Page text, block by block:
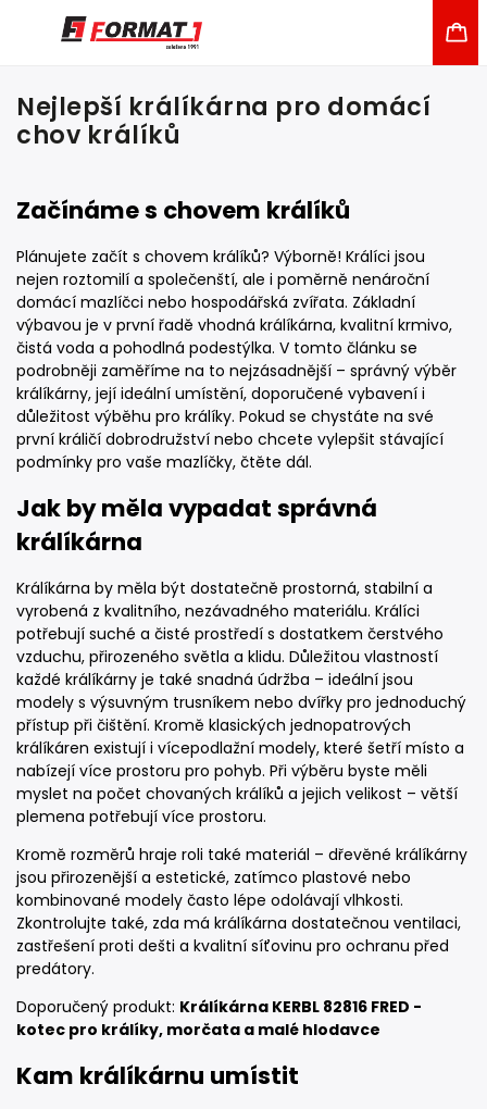
Nejlepší králíkárna pro domácí
chov králíků
Začínáme s chovem králíků
Plánujete začít s chovem králíků? Výborně! Králíci jsou
nejen roztomilí a společenští, ale i poměrně nenároční
domácí mazlíčci nebo hospodářská zvířata. Základní
výbavou je v první řadě vhodná králíkárna, kvalitní krmivo,
čistá voda a pohodlná podestýlka. V tomto článku se
podrobněji zaměříme na to nejzásadnější – správný výběr
králíkárny, její ideální umístění, doporučené vybavení i
důležitost výběhu pro králíky. Pokud se chystáte na své
první králičí dobrodružství nebo chcete vylepšit stávající
podmínky pro vaše mazlíčky, čtěte dál.
Jak by měla vypadat správná
králíkárna
Králíkárna by měla být dostatečně prostorná, stabilní a
vyrobená z kvalitního, nezávadného materiálu. Králíci
potřebují suché a čisté prostředí s dostatkem čerstvého
vzduchu, přirozeného světla a klidu. Důležitou vlastností
každé králíkárny je také snadná údržba – ideální jsou
modely s výsuvným trusníkem nebo dvířky pro jednoduchý
přístup při čištění. Kromě klasických jednopatrových
králíkáren existují i vícepodlažní modely, které šetří místo a
nabízejí více prostoru pro pohyb. Při výběru byste měli
myslet na počet chovaných králíků a jejich velikost – větší
plemena potřebují více prostoru.
Kromě rozměrů hraje roli také materiál – dřevěné králíkárny
jsou přirozenější a estetické, zatímco plastové nebo
kombinované modely často lépe odolávají vlhkosti.
Zkontrolujte také, zda má králíkárna dostatečnou ventilaci,
zastřešení proti dešti a kvalitní síťovinu pro ochranu před
predátory.
Doporučený produkt: Králíkárna KERBL 82816 FRED -
kotec pro králíky, morčata a malé hlodavce
Kam králíkárnu umístit